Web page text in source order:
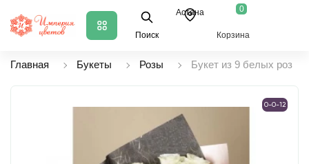
Поиск
Астана 0
Корзина
Главная Букеты Розы Букет из 9 белых роз
0-0-12